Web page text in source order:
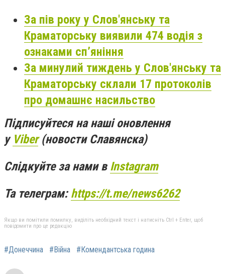
За пів року у Слов'янську та
Краматорську виявили 474 водія з
ознаками сп’яніння
За минулий тиждень у Слов'янську та
Краматорську склали 17 протоколів
про домашнє насильство
Підписуйтеся на наші оновлення
у Viber(новости Славянска)
Слідкуйте за нами в Instagram
Та телеграм:https://t.me/news6262
Якщо ви помітили помилку, виділіть необхідний текст і натисніть Ctrl + Enter, щоб
повідомити про це редакцію
#Донеччина #Війна #Комендантська година